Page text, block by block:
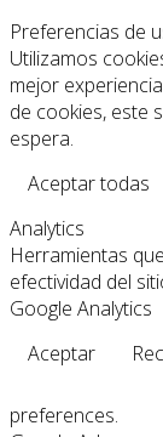
Preferencias de
Utilizamos
mejor
de cookies, este
espera.
Aceptar todas
Analytics
Herramientas
efectividad del
Google Analytics
Aceptar
preferences.